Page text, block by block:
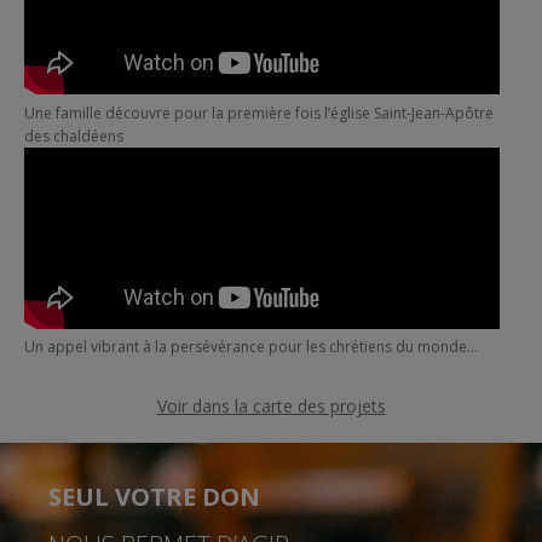
Voir dans la carte des projets
Une famille découvre pour la première fois l’église Saint-Jean-Apôtre
des chaldéens
Un appel vibrant à la persévérance pour les chrétiens du monde…
SEUL VOTRE DON